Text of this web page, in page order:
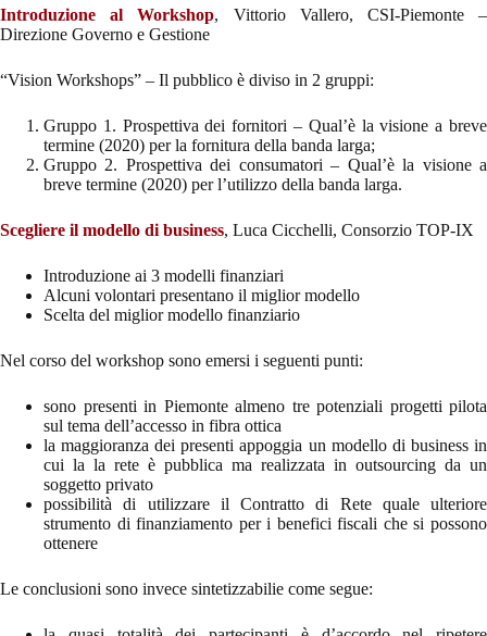
Introduzione al Workshop, Vittorio Vallero, CSI-Piemonte –
Direzione Governo e Gestione
“Vision Workshops” – Il pubblico è diviso in 2 gruppi:
Gruppo 1. Prospettiva dei fornitori – Qual’è la visione a breve
termine (2020) per la fornitura della banda larga;
Gruppo 2. Prospettiva dei consumatori – Qual’è la visione a
breve termine (2020) per l’utilizzo della banda larga.
Scegliere il modello di business, Luca Cicchelli, Consorzio TOP-IX
Introduzione ai 3 modelli finanziari
Alcuni volontari presentano il miglior modello
Scelta del miglior modello finanziario
Nel corso del workshop sono emersi i seguenti punti:
sono presenti in Piemonte almeno tre potenziali progetti pilota
sul tema dell’accesso in fibra ottica
la maggioranza dei presenti appoggia un modello di business in
cui la la rete è pubblica ma realizzata in outsourcing da un
soggetto privato
possibilità di utilizzare il Contratto di Rete quale ulteriore
strumento di finanziamento per i benefici fiscali che si possono
ottenere
Le conclusioni sono invece sintetizzabilie come segue: